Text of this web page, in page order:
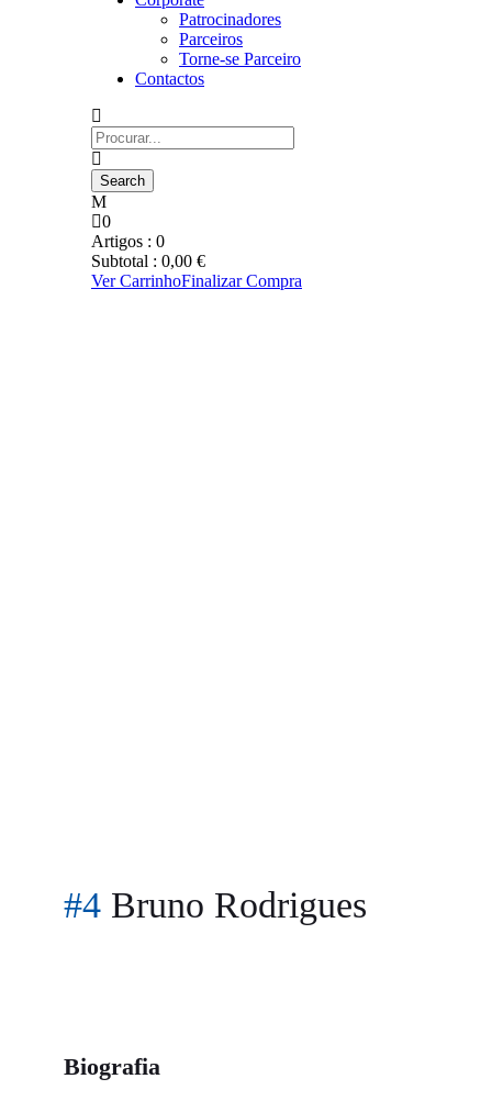
Patrocinadores
Parceiros
Torne-se Parceiro
Contactos
0
Artigos : 0
Subtotal : 0,00 €
Ver CarrinhoFinalizar Compra
#4 Bruno Rodrigues
Biografia